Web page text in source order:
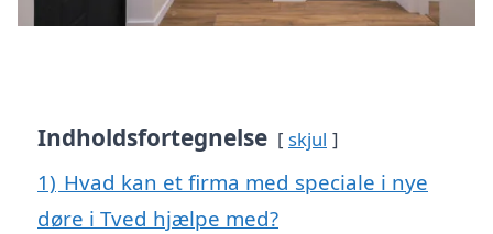
Indholdsfortegnelse skjul
1) Hvad kan et firma med speciale i nye
døre i Tved hjælpe med?